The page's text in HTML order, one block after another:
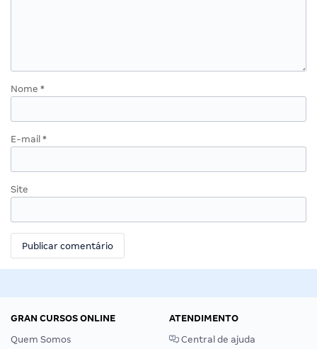
Nome *
E-mail *
Site
GRAN CURSOS ONLINE
Quem Somos
ATENDIMENTO
Central de ajuda